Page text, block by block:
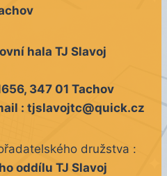
hala TJ Slavoj
347 01 Tachov
: tjslavojtc@quick.cz
družstva :
oddílu TJ Slavoj